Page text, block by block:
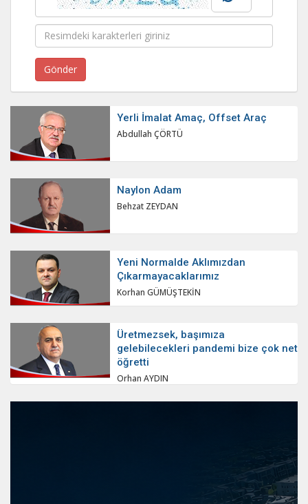
Yerli İmalat Amaç, Offset Araç
Abdullah ÇÖRTÜ
Naylon Adam
Behzat ZEYDAN
Yeni Normalde Aklımızdan
Çıkarmayacaklarımız
Korhan GÜMÜŞTEKİN
Üretmezsek, başımıza
gelebilecekleri pandemi bize çok net
öğretti
Orhan AYDIN